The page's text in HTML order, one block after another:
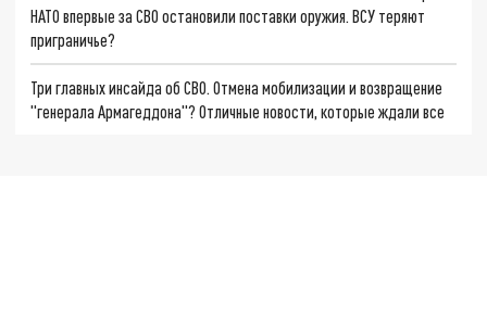
НАТО впервые за СВО остановили поставки оружия. ВСУ теряют
приграничье?
Три главных инсайда об СВО. Отмена мобилизации и возвращение
"генерала Армагеддона"? Отличные новости, которые ждали все